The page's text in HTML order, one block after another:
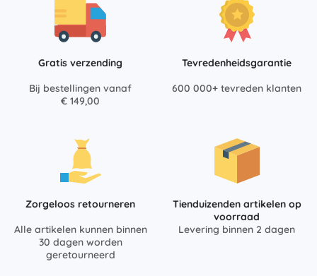
Gratis verzending
Bij bestellingen vanaf
€ 149,00
Tevredenheidsgarantie
600 000+ tevreden klanten
Zorgeloos retourneren
Alle artikelen kunnen binnen
30 dagen worden
geretourneerd
Tienduizenden artikelen op
voorraad
Levering binnen 2 dagen